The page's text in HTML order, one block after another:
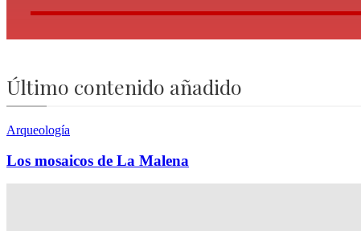
Último contenido añadido
Arqueología
Los mosaicos de La Malena